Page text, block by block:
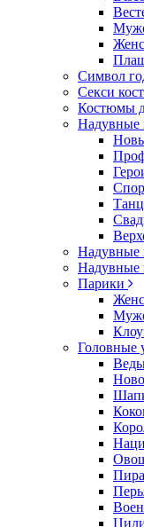
Символ
Секси
Костюмы
Надувные
Надувные
Надувные
Парики
Головные